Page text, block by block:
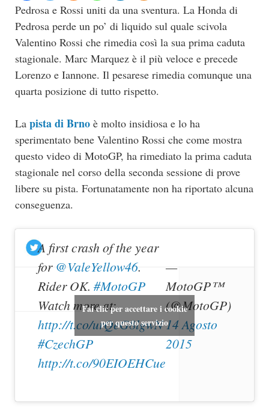
Pedrosa e Rossi uniti da una sventura. La Honda di
Pedrosa perde un po’ di liquido sul quale scivola
Valentino Rossi che rimedia così la sua prima caduta
stagionale. Marc Marquez è il più veloce e precede
Lorenzo e Iannone. Il pesarese rimedia comunque una
quarta posizione di tutto rispetto.
La pista di Brno è molto insidiosa e lo ha
sperimentato bene Valentino Rossi che come mostra
questo video di MotoGP, ha rimediato la prima caduta
stagionale nel corso della seconda sessione di prove
libere su pista. Fortunatamente non ha riportato alcuna
conseguenza.
A first crash of the year
for @ValeYellow46.
Rider OK. #MotoGP
Watch more at:
http://t.co/urQeG8lgwN
#CzechGP
http://t.co/90EIOEHCue
—
MotoGP™
(@MotoGP)
14 Agosto
2015
Fai clic per accettare i cookie
per questo servizio